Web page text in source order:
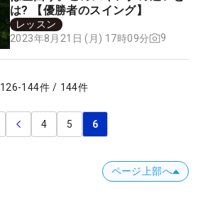
は? 【優勝者のスイング】
レッスン
2023年8月21日 (月) 17時09分
9
126-144件 / 144件
4 5 6
ページ上部へ